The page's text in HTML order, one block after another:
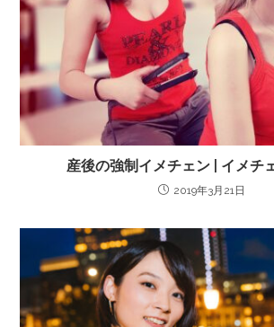
産後の強制イメチェン | イメチ
2019年3月21日